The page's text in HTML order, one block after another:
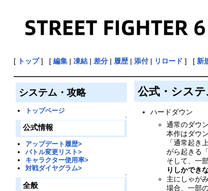
[ トップ] [ 編集| 凍結| 差分| 履歴| 添付| リロード ] [ 新
公式・シス
ハードダウン
通常のダウ
本作はダウ
「通常起き
がら起きる
そして、一
りしかでき
主にしゃが
場合、一部
システム・攻略
トップページ
↑
公式情報
アップデート履歴>
バトル変更リスト>
キャラクター使用率>
対戦ダイヤグラム>
↑
全般